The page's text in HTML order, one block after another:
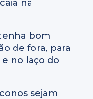
na
bom
de fora, para
no laço do
sejam